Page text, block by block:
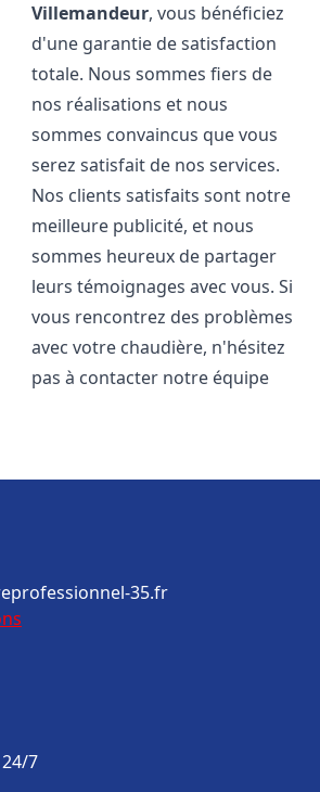
Villemandeur, vous bénéficiez
d'une garantie de satisfaction
totale. Nous sommes fiers de
nos réalisations et nous
sommes convaincus que vous
serez satisfait de nos services.
Nos clients satisfaits sont notre
meilleure publicité, et nous
sommes heureux de partager
leurs témoignages avec vous. Si
vous rencontrez des problèmes
avec votre chaudière, n'hésitez
pas à contacter notre équipe
35.fr
7